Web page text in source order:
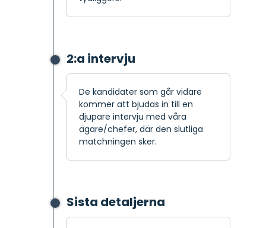
2:a intervju
De kandidater som går vidare
kommer att bjudas in till en
djupare intervju med våra
ägare/chefer, där den slutliga
matchningen sker.
Sista detaljerna